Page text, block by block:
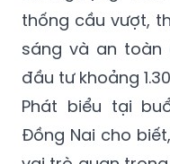
thống cầu vượt,
sáng và an toàn
đầu tư khoảng
Phát biểu tại
Đồng Nai cho